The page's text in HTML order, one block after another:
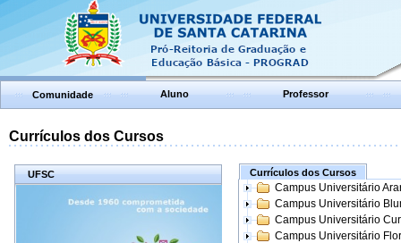
Comunidade Aluno Professor
Currículos dos Cursos
UFSC Currículos dos Cursos
Campus Universitário
Campus Universitário
Campus Universitário
Campus Universitário